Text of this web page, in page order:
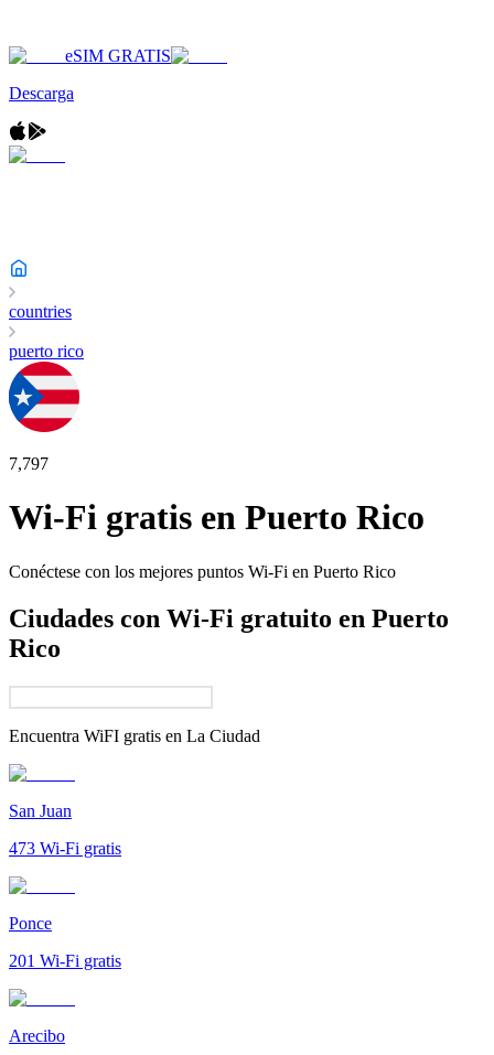
eSIM GRATIS
Descarga
countries
puerto rico
7,797
Wi-Fi gratis en Puerto Rico
Conéctese con los mejores puntos Wi-Fi en Puerto Rico
Ciudades con Wi-Fi gratuito en Puerto
Rico
Encuentra WiFI gratis en La Ciudad
San Juan
473 Wi-Fi gratis
Ponce
201 Wi-Fi gratis
Arecibo